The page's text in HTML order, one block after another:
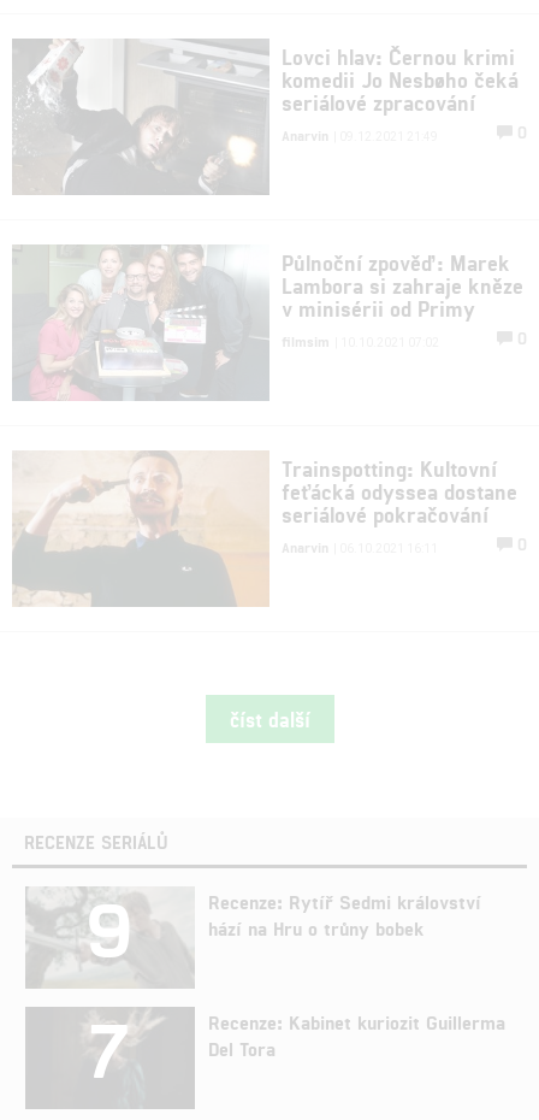
Lovci hlav: Černou krimi
komedii Jo Nesbøho čeká
seriálové zpracování
Anarvin 0
Půlnoční zpověď: Marek
Lambora si zahraje kněze
v minisérii od Primy
filmsim 0
Trainspotting: Kultovní
feťácká odyssea dostane
seriálové pokračování
Anarvin 0
číst další
RECENZE SERIÁLŮ
9
Recenze: Rytíř Sedmi království
hází na Hru o trůny bobek
7
Recenze: Kabinet kuriozit Guillerma
Del Tora